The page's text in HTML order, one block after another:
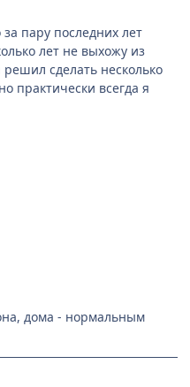
пару последних лет
лет не выхожу из
сделать несколько
практически всегда я
дома - нормальным